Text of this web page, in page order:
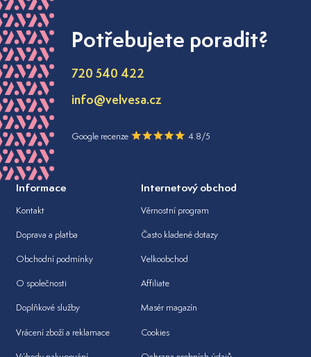
Potřebujete poradit?
720 540 422
info@velvesa.cz
Google recenze 4.8/5
Informace
Kontakt
Doprava a platba
Obchodní podmínky
O společnosti
Doplňkové služby
Vrácení zboží a reklamace
Internetový obchod
Věrnostní program
Často kladené dotazy
Velkoobchod
Affiliate
Masér magazín
Cookies